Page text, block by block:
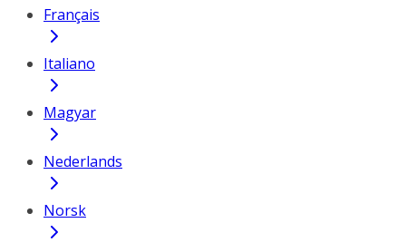
Français
Italiano
Magyar
Nederlands
Norsk